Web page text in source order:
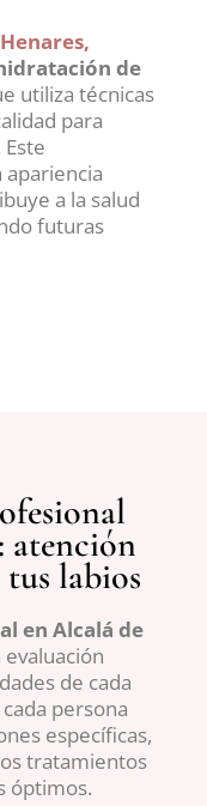
de
utiliza técnicas
para
a la salud
futuras
atención
labios
en Alcalá de
de cada
persona
específicas,
tratamientos
óptimos.